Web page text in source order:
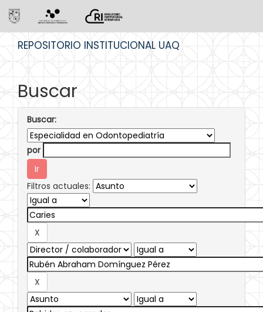
REPOSITORIO INSTITUCIONAL UAQ
Buscar
Buscar:
por
Filtros actuales: